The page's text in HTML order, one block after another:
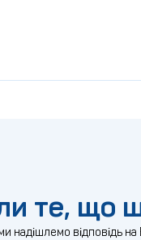
те, що
надішлемо відповідь